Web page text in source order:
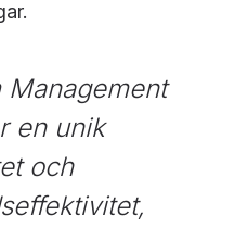
Management
en unik
och